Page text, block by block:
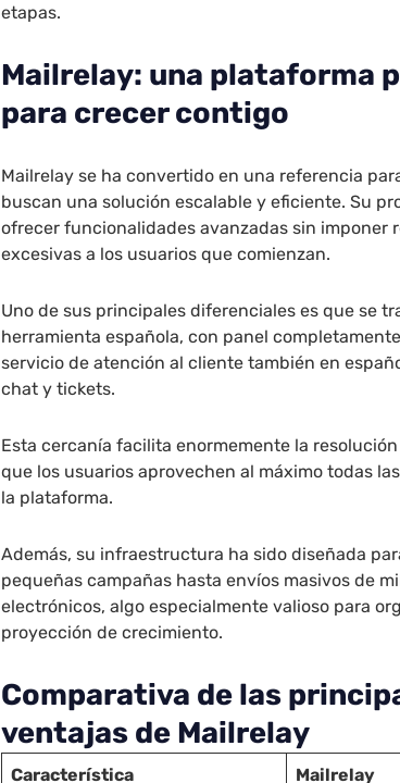
etapas.
Mailrelay: una plataforma
para crecer contigo
Mailrelay se ha convertido en una referencia
buscan una solución escalable y eficiente. Su
ofrecer funcionalidades avanzadas sin imponer
excesivas a los usuarios que comienzan.
Uno de sus principales diferenciales es que se
herramienta española, con panel
servicio de atención al cliente también en
chat y tickets.
Esta cercanía facilita enormemente la
que los usuarios aprovechen al máximo todas
la plataforma.
Además, su infraestructura ha sido diseñada
pequeñas campañas hasta envíos masivos de
electrónicos, algo especialmente valioso para
proyección de crecimiento.
Comparativa de las
ventajas de Mailrelay
Característica Mailrelay